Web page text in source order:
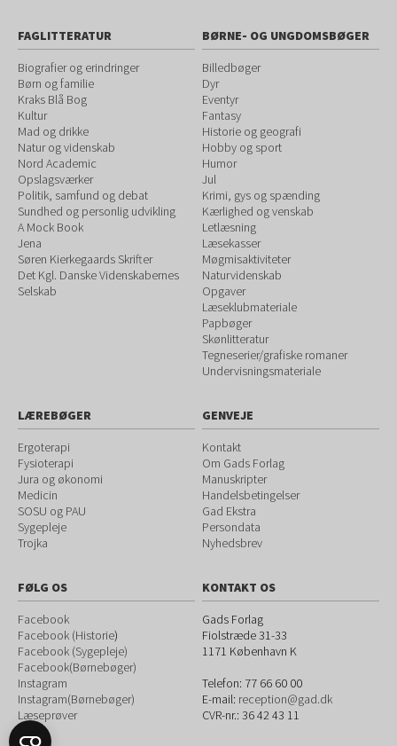
FAGLITTERATUR
Biografier og erindringer
Børn og familie
Kraks Blå Bog
Kultur
Mad og drikke
Natur og videnskab
Nord Academic
Opslagsværker
Politik, samfund og debat
Sundhed og personlig udvikling
A Mock Book
Jena
Søren Kierkegaards Skrifter
Det Kgl. Danske Videnskabernes
Selskab
BØRNE- OG UNGDOMSBØGER
Billedbøger
Dyr
Eventyr
Fantasy
Historie og geografi
Hobby og sport
Humor
Jul
Krimi, gys og spænding
Kærlighed og venskab
Letlæsning
Læsekasser
Møgmisaktiviteter
Naturvidenskab
Opgaver
Læseklubmateriale
Papbøger
Skønlitteratur
Tegneserier/grafiske romaner
Undervisningsmateriale
LÆREBØGER
Ergoterapi
Fysioterapi
Jura og økonomi
Medicin
SOSU og PAU
Sygepleje
Trojka
GENVEJE
Kontakt
Om Gads Forlag
Manuskripter
Handelsbetingelser
Gad Ekstra
Persondata
Nyhedsbrev
FØLG OS
Facebook
Facebook (Historie)
Facebook (Sygepleje)
Facebook(Børnebøger)
Instagram
Instagram(Børnebøger)
Læseprøver
KONTAKT OS
Gads Forlag
Fiolstræde 31-33
1171 København K
Telefon: 77 66 60 00
E-mail: reception@gad.dk
CVR-nr.: 36 42 43 11